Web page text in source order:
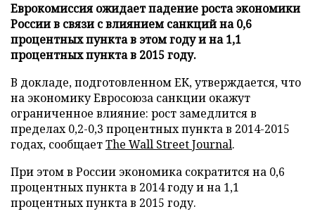
Еврокомиссия ожидает падение роста экономики
России в связи с влиянием санкций на 0,6
процентных пункта в этом году и на 1,1
процентных пункта в 2015 году.
В докладе, подготовленном ЕК, утверждается, что
на экономику Евросоюза санкции окажут
ограниченное влияние: рост замедлится в
пределах 0,2-0,3 процентных пункта в 2014-2015
годах, сообщаетThe Wall Street Journal.
При этом в России экономика сократится на 0,6
процентных пункта в 2014 году и на 1,1
процентных пункта в 2015 году.